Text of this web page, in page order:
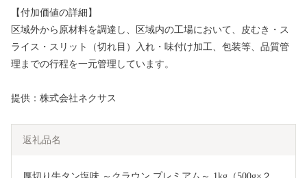
【付加価値の詳細】
区域外から原材料を調達し、区域内の工場において、皮むき・ス
ライス・スリット（切れ目）入れ・味付け加工、包装等、品質管
理までの行程を一元管理しています。
提供：株式会社ネクサス
返礼品名